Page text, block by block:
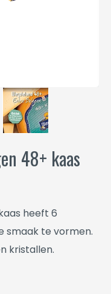
48+ kaas
heeft 6
smaak te vormen.
kristallen.